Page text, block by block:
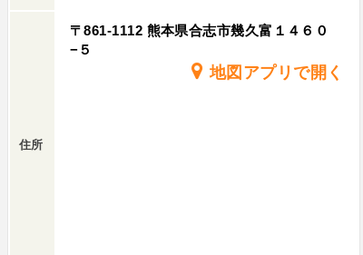
住所
〒861-1112 熊本県合志市幾久富１４６０
−５
地図アプリで開く